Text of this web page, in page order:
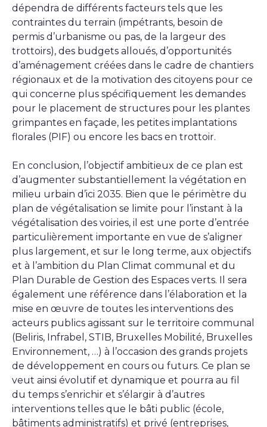
dépendra de différents facteurs tels que les
contraintes du terrain (impétrants, besoin de
permis d’urbanisme ou pas, de la largeur des
trottoirs), des budgets alloués, d’opportunités
d’aménagement créées dans le cadre de chantiers
régionaux et de la motivation des citoyens pour ce
qui concerne plus spécifiquement les demandes
pour le placement de structures pour les plantes
grimpantes en façade, les petites implantations
florales (PIF) ou encore les bacs en trottoir.
En conclusion, l’objectif ambitieux de ce plan est
d’augmenter substantiellement la végétation en
milieu urbain d’ici 2035. Bien que le périmètre du
plan de végétalisation se limite pour l’instant à la
végétalisation des voiries, il est une porte d’entrée
particulièrement importante en vue de s’aligner
plus largement, et sur le long terme, aux objectifs
et à l’ambition du Plan Climat communal et du
Plan Durable de Gestion des Espaces verts. Il sera
également une référence dans l’élaboration et la
mise en œuvre de toutes les interventions des
acteurs publics agissant sur le territoire communal
(Beliris, Infrabel, STIB, Bruxelles Mobilité, Bruxelles
Environnement, …) à l’occasion des grands projets
de développement en cours ou futurs. Ce plan se
veut ainsi évolutif et dynamique et pourra au fil
du temps s’enrichir et s’élargir à d’autres
interventions telles que le bâti public (école,
bâtiments administratifs) et privé (entreprises,